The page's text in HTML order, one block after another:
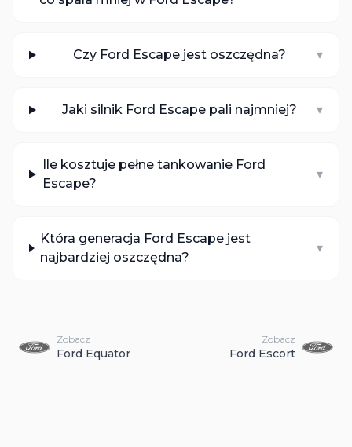
Czy Ford Escape jest oszczędna? ▾
Jaki silnik Ford Escape pali najmniej? ▾
Ile kosztuje pełne tankowanie Ford
Escape?
▾
Która generacja Ford Escape jest
najbardziej oszczędna?
▾
Zobacz
Ford Equator
Zobacz
Ford Escort